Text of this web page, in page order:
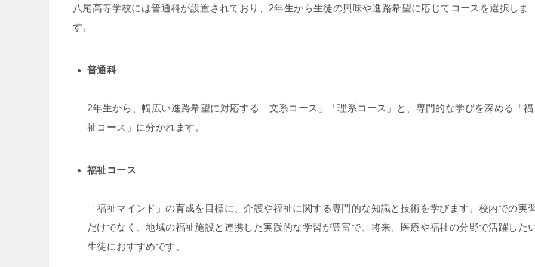
八尾高等学校には普通科が設置されており、2年生から生徒の興味や進路希望に応じてコースを選択しま
す。
普通科
2年生から、幅広い進路希望に対応する「文系コース」「理系コース」と、専門的な学びを深める「福
祉コース」に分かれます。
福祉コース
「福祉マインド」の育成を目標に、介護や福祉に関する専門的な知識と技術を学びます。校内での実
だけでなく、地域の福祉施設と連携した実践的な学習が豊富で、将来、医療や福祉の分野で活躍した
生徒におすすめです。